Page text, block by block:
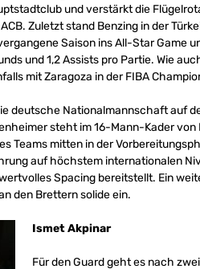
und verstärkt die
Zuletzt stand Benzing in der
Saison ins All-Star Game
und 1,2 Assists pro Partie. Wie
mit Zaragoza in der FIBA
deutsche Nationalmannschaft auf
steht im 16-Mann-Kader von
Teams mitten in der
auf höchstem internationalen
Spacing bereitstellt. Ein
den Brettern solide ein.
Ismet Akpinar
Für den Guard geht es nach